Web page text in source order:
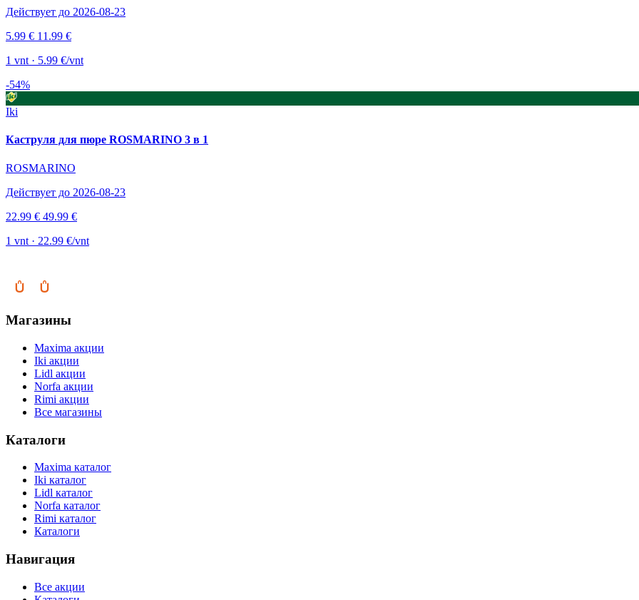
Действует до 2026-08-23
5.99 € 11.99 €
1 vnt · 5.99 €/vnt
-54%
Iki
Каструля для пюре ROSMARINO 3 в 1
ROSMARINO
Действует до 2026-08-23
22.99 € 49.99 €
1 vnt · 22.99 €/vnt
Магазины
Maxima акции
Iki акции
Lidl акции
Norfa акции
Rimi акции
Все магазины
Каталоги
Maxima каталог
Iki каталог
Lidl каталог
Norfa каталог
Rimi каталог
Каталоги
Навигация
Все акции